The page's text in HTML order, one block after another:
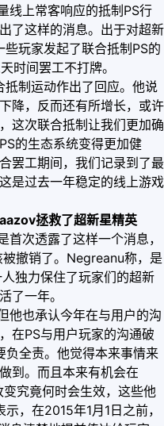
线上常客响应的抵制PS行
了这样的消息。出于对超新
玩家发起了联合抵制PS的
时间罢工不打牌。
制运动作出了回应。他说
降，反而还有所增长，或许
这次联合抵制让我们更加确
的生态系统变得更加健
罢工期间，我们记录到了最
是过去一年稳定的线上游戏
拯救了超新星精英
次透露了这样一个消息，
撤销了。Negreanu称，是
独力保住了玩家们的超新
了一年。
他也承认今年在与用户的沟
在PS与用户玩家的沟通破
全责。他觉得本来事情来
到。而且本来有机会在
究竟何时会生效，这些他
，在2015年1月1日之前，